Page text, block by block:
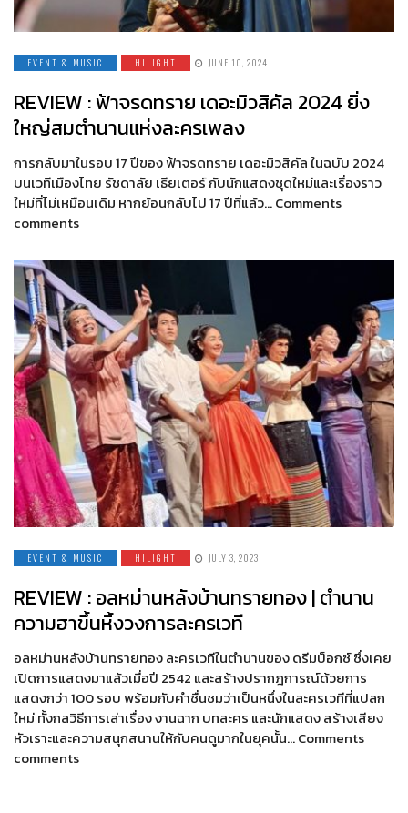
EVENT & MUSIC HILIGHT JUNE 10, 2024
REVIEW : ฟ้าจรดทราย เดอะมิวสิคัล 2024 ยิ่ง
ใหญ่สมตำนานแห่งละครเพลง
การกลับมาในรอบ 17 ปีของ ฟ้าจรดทราย เดอะมิวสิคัล ในฉบับ 2024
บนเวทีเมืองไทย รัชดาลัย เธียเตอร์ กับนักแสดงชุดใหม่และเรื่องราว
ใหม่ที่ไม่เหมือนเดิม หากย้อนกลับไป 17 ปีที่แล้ว… Comments
comments
EVENT & MUSIC HILIGHT JULY 3, 2023
REVIEW : อลหม่านหลังบ้านทรายทอง | ตำนาน
ความฮาขึ้นหิ้งวงการละครเวที
อลหม่านหลังบ้านทรายทอง ละครเวทีในตำนานของ ดรีมบ็อกซ์ ซึ่งเคย
เปิดการแสดงมาแล้วเมื่อปี 2542 และสร้างปรากฎการณ์ด้วยการ
แสดงกว่า 100 รอบ พร้อมกับคำชื่นชมว่าเป็นหนึ่งในละครเวทีที่แปลก
ใหม่ ทั้งกลวิธีการเล่าเรื่อง งานฉาก บทละคร และนักแสดง สร้างเสียง
หัวเราะและความสนุกสนานให้กับคนดูมากในยุคนั้น… Comments
comments